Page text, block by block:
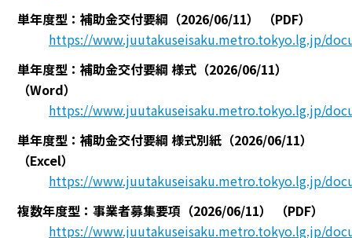
単年度型：補助金交付要綱（2026/06/11）
（PDF）
https://www.juutakuseisaku.metro.tokyo.lg.jp/
単年度型：補助金交付要綱 様式（2026/06/11）
（Word）
https://www.juutakuseisaku.metro.tokyo.lg.jp/
単年度型：補助金交付要綱 様式別紙（2026/06/11）
（Excel）
https://www.juutakuseisaku.metro.tokyo.lg.jp/
複数年度型：事業者募集要項（2026/06/11）
（PDF）
https://www.juutakuseisaku.metro.tokyo.lg.jp/